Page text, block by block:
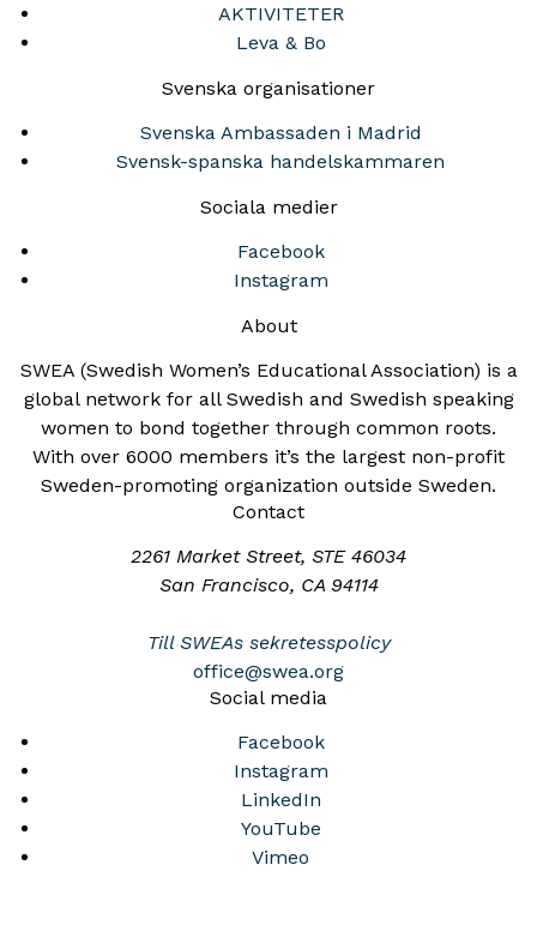
AKTIVITETER
Leva & Bo
Svenska organisationer
Svenska Ambassaden i Madrid
Svensk-spanska handelskammaren
Sociala medier
Facebook
Instagram
About
SWEA (Swedish Women’s Educational Association) is a
global network for all Swedish and Swedish speaking
women to bond together through common roots.
With over 6000 members it’s the largest non-profit
Sweden-promoting organization outside Sweden.
Contact
2261 Market Street, STE 46034
San Francisco, CA 94114
Till SWEAs sekretesspolicy
office@swea.org
Social media
Facebook
Instagram
LinkedIn
YouTube
Vimeo